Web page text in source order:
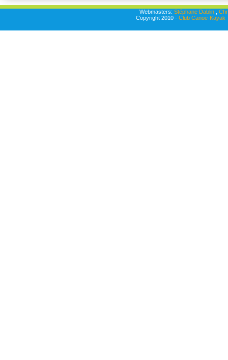
Webmasters: Stéphane Dablin,
Copyright 2010 - Club Canoë-Kayak